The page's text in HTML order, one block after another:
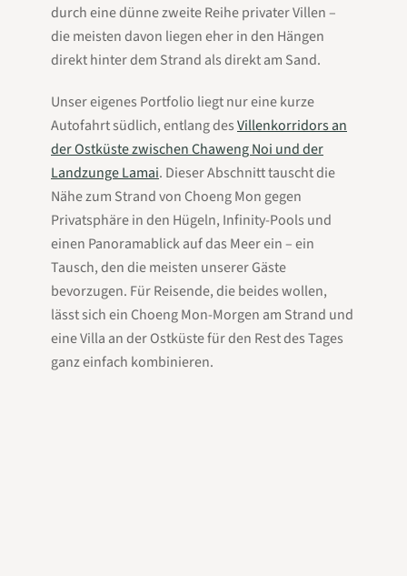
durch eine dünne zweite Reihe privater Villen –
die meisten davon liegen eher in den Hängen
direkt hinter dem Strand als direkt am Sand.
Unser eigenes Portfolio liegt nur eine kurze
Autofahrt südlich, entlang desVillenkorridors an
der Ostküste zwischen Chaweng Noi und der
Landzunge Lamai. Dieser Abschnitt tauscht die
Nähe zum Strand von Choeng Mon gegen
Privatsphäre in den Hügeln, Infinity-Pools und
einen Panoramablick auf das Meer ein – ein
Tausch, den die meisten unserer Gäste
bevorzugen. Für Reisende, die beides wollen,
lässt sich ein Choeng Mon-Morgen am Strand und
eine Villa an der Ostküste für den Rest des Tages
ganz einfach kombinieren.